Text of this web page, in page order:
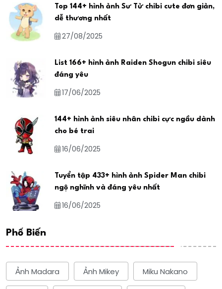
Top 144+ hình ảnh Sư Tử chibi cute đơn giản,
dễ thương nhất
27/08/2025
List 166+ hình ảnh Raiden Shogun chibi siêu
đáng yêu
17/06/2025
144+ hình ảnh siêu nhân chibi cực ngầu dành
cho bé trai
16/06/2025
Tuyển tập 433+ hình ảnh Spider Man chibi
ngộ nghĩnh và đáng yêu nhất
16/06/2025
Phổ Biến
Ảnh Madara Ảnh Mikey Miku Nakano